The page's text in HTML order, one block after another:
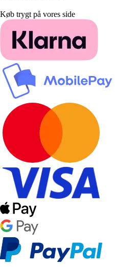
Køb trygt på vores side